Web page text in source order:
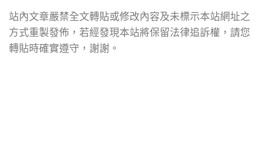
站內文章嚴禁全文轉貼或修改內容及未標示本站網址之
方式重製發佈，若經發現本站將保留法律追訴權，請您
轉貼時確實遵守，謝謝。